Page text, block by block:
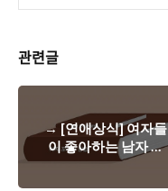
관련글
→ [연애상식] 여자들
이 좋아하는 남자 행
동/말 - BEST 10.